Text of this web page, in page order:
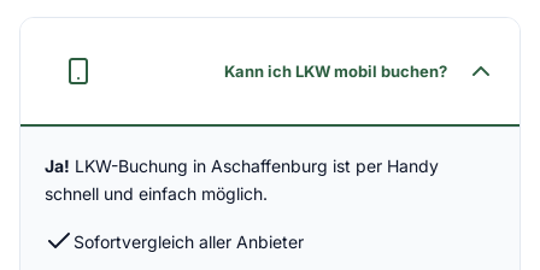
Kann ich LKW mobil buchen?
Ja! LKW-Buchung in Aschaffenburg ist per Handy
schnell und einfach möglich.
Sofortvergleich aller Anbieter